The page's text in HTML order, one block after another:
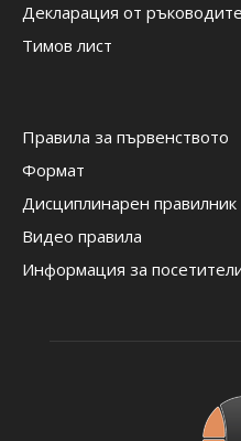
Декларация от
Тимов лист
Правила за първенството
Формат
Дисциплинарен правилник
Видео правила
Информация за